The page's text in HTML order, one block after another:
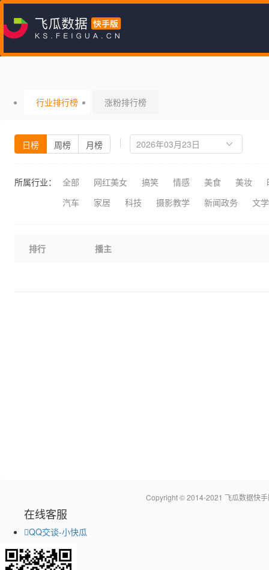
行业排行榜 涨粉排行榜
日榜 周榜 月榜
所属行业： 全部 网红美女 搞笑 情感 美食 美妆
汽车
家居 科技 摄影教学 新闻政务 文
排行 播主
Copyright © 2014-2021 飞瓜数据快
在线客服
QQ交谈-小快瓜